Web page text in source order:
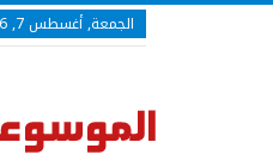
الجمعة, أغسطس 7, 2026